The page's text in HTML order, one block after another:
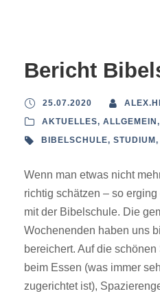
Bericht
25.07.2020
AKTUELLES, ALLGEMEIN ,
BIBELSCHULE, STUDIUM ,
Wenn man etwas nicht
richtig schätzen – so
mit der Bibelschule. Die
Wochenenden haben uns
bereichert. Auf die
beim Essen (was immer
zugerichtet ist),